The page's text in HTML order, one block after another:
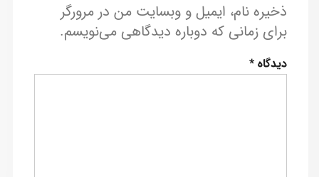
ذخیره نام، ایمیل و وبسایت من در مرورگر
برای زمانی که دوباره دیدگاهی می‌نویسم.
دیدگاه*